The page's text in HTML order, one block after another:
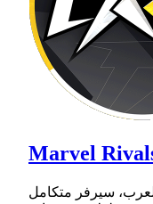
Marvel
سيرفر متكامل